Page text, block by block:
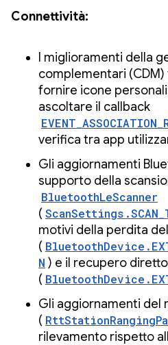
Connettività:
I miglioramenti della
complementari
fornire icone
ascoltare il callback
verifica tra app
Gli aggiornamenti
supporto della
BluetoothLeScanner
(
motivi della perdita
(
N ) e il recupero
(
Gli aggiornamenti del
(
rilevamento rispetto